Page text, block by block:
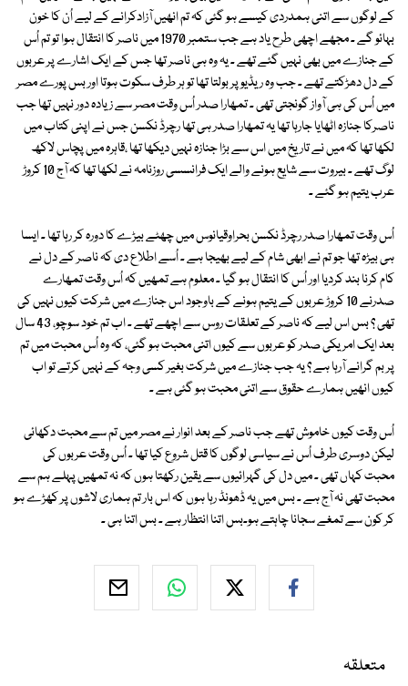
کے لوگوں سے اتنی ہمدردی کیسے ہو گئی کہ تم انھیں آزادکرانے کے لیے اُن کا خون
بہائو گے ۔ مجھے اچھی طرح یاد ہے جب ستمبر 1970 میں ناصر کا انتقال ہوا تو تم اُس
کے جنازے میں بھی نہیں گئے تھے ۔ یہ وہ ہی ناصر تھا جس کے ایک اشارے پر عربوں
کے دل دھڑکتے تھے ۔ جب وہ ریڈیو پر بولتا تھا تو ہر طرف سکوت ہوتا اور بس پورے مصر
میں اُس کی ہی آواز گونجتی تھی ۔ تمھارا صدر اُس وقت مصر سے زیادہ دور نہیں تھا جب
ناصرکا جنازہ اٹھایا جارہا تھا یہ تمھارا صدر ہی تھا رچرڈ نکسن جس نے اپنی کتاب میں
لکھا تھا کہ میں نے تاریخ میں اس سے بڑا جنازہ نہیں دیکھا تھا ،قاہرہ میں پچاس لاکھ
لوگ تھے ۔ بیروت سے شایع ہونے والے ایک فرانسسی روزنامہ نے لکھا تھا کہ آج 10 کروڑ
عرب یتیم ہو گئے ۔
اُس وقت تمھارا صدر رچرڈ نکسن بحراوقیانوس میں چھٹے بیڑے کا دورہ کر رہا تھا ۔ ایسا
ہی بیڑہ تھا جو تم نے ابھی شام کے لیے بھیجا ہے ۔ اُسے اطلاع دی کہ ناصر کے دل نے
کام کرنا بند کردیا اور اُس کا انتقال ہو گیا ۔ معلوم ہے تمھیں کہ اُس وقت تمھارے
صدرنے 10 کروڑ عربوں کے یتیم ہونے کے باوجود اس جنازے میں شرکت کیوں نہیں کی
تھی ؟ بس اس لیے کہ ناصر کے تعلقات روس سے اچھے تھے ۔ اب تم خود سوچو، 43 سال
بعد ایک امریکی صدر کو عربوں سے کیوں اتنی محبت ہو گئی، کہ وہ اُس محبت میں تم
پر بم گرانے آرہا ہے ؟ یہ جب جنازے میں شرکت بغیر کسی وجہ کے نہیں کرتے تو اب
کیوں انھیں ہمارے حقوق سے اتنی محبت ہو گئی ہے ۔
اُس وقت کیوں خاموش تھے جب ناصر کے بعد انوار نے مصر میں تم سے محبت دکھائی
لیکن دوسری طرف اُس نے سیاسی لوگوں کا قتل شروع کیا تھا ۔ اُس وقت عربوں کی
محبت کہاں تھی ۔ میں دل کی گہرائیوں سے یقین رکھتا ہوں کہ نہ تمھیں پہلے ہم سے
محبت تھی نہ آج ہے ۔ بس میں یہ ڈھونڈ رہا ہوں کہ اس بار تم ہماری لاشوں پر کھڑے ہو
کر کون سے تمغے سجانا چاہتے ہو۔بس اتنا انتظار ہے ۔ بس اتنا ہی ۔
متعلقہ